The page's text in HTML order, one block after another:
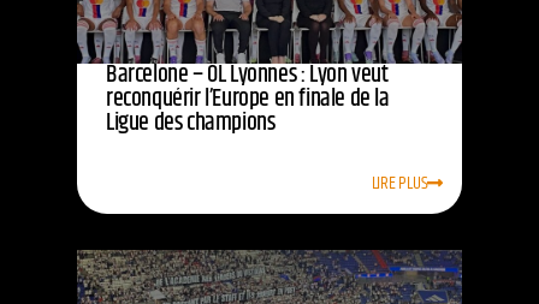
Barcelone – OL Lyonnes : Lyon veut
reconquérir l’Europe en finale de la
Ligue des champions
LIRE PLUS